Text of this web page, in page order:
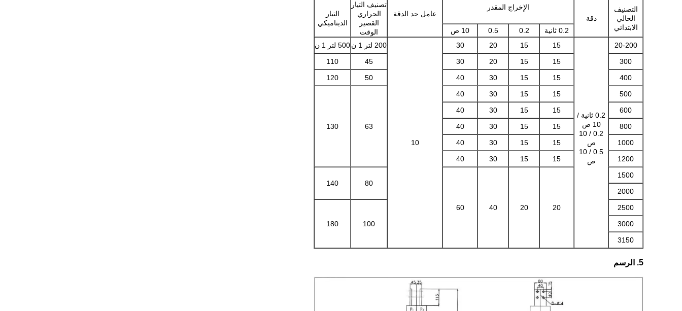
التصنيف
الحالي
الابتدائي
دقة
الإخراج المقدر
عامل حد الدقة
تصنيف التيار
الحراري
القصير
الوقت
التيار
الديناميكي
0.2 ثانية
0.2
0.5
10 ص
20-200
0.2 ثانية /
10 ص
0.2 / 10
ص
0.5 / 10
ص
15
15
20
30
10
200 لتر 1 ن
500 لتر 1 ن
300
15
15
20
30
45
110
400
15
15
30
40
50
120
500
15
15
30
40
63
130
600
15
15
30
40
800
15
15
30
40
1000
15
15
30
40
1200
15
15
30
40
1500
20
20
40
60
80
140
2000
2500
100
180
3000
3150
5. الرسم